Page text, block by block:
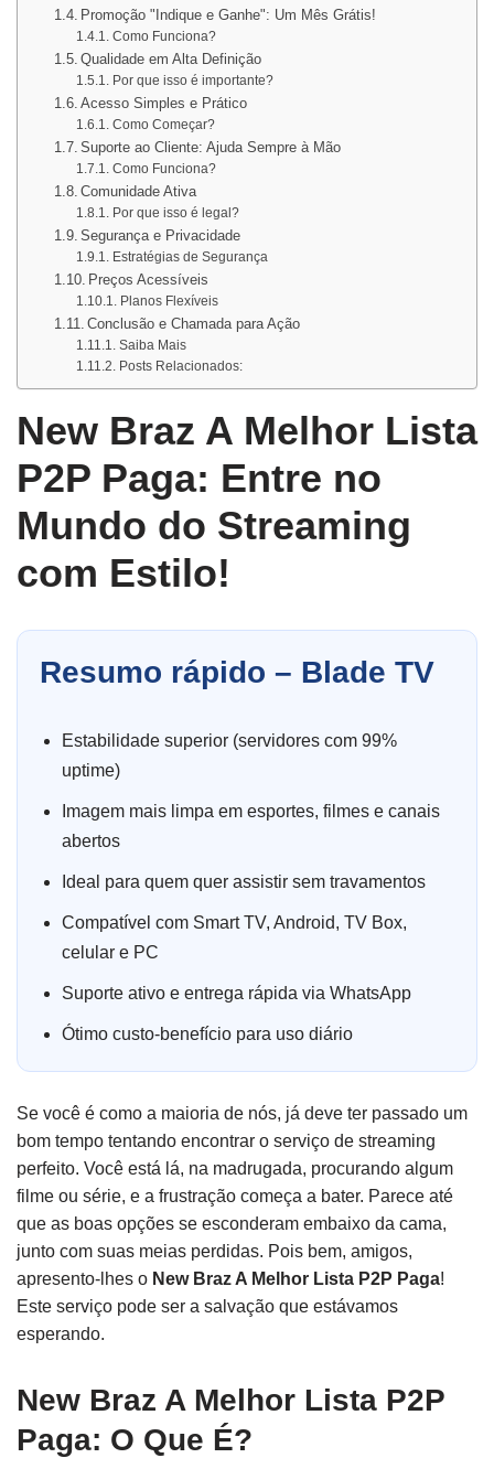
Promoção "Indique e Ganhe": Um Mês Grátis!
Como Funciona?
Qualidade em Alta Definição
Por que isso é importante?
Acesso Simples e Prático
Como Começar?
Suporte ao Cliente: Ajuda Sempre à Mão
Como Funciona?
Comunidade Ativa
Por que isso é legal?
Segurança e Privacidade
Estratégias de Segurança
Preços Acessíveis
Planos Flexíveis
Conclusão e Chamada para Ação
Saiba Mais
Posts Relacionados:
New Braz A Melhor Lista
P2P Paga: Entre no
Mundo do Streaming
com Estilo!
Resumo rápido – Blade TV
Estabilidade superior (servidores com 99%
uptime)
Imagem mais limpa em esportes, filmes e canais
abertos
Ideal para quem quer assistir sem travamentos
Compatível com Smart TV, Android, TV Box,
celular e PC
Suporte ativo e entrega rápida via WhatsApp
Ótimo custo-benefício para uso diário
Se você é como a maioria de nós, já deve ter passado um
bom tempo tentando encontrar o serviço de streaming
perfeito. Você está lá, na madrugada, procurando algum
filme ou série, e a frustração começa a bater. Parece até
que as boas opções se esconderam embaixo da cama,
junto com suas meias perdidas. Pois bem, amigos,
apresento-lhes o New Braz A Melhor Lista P2P Paga!
Este serviço pode ser a salvação que estávamos
esperando.
New Braz A Melhor Lista P2P
Paga: O Que É?